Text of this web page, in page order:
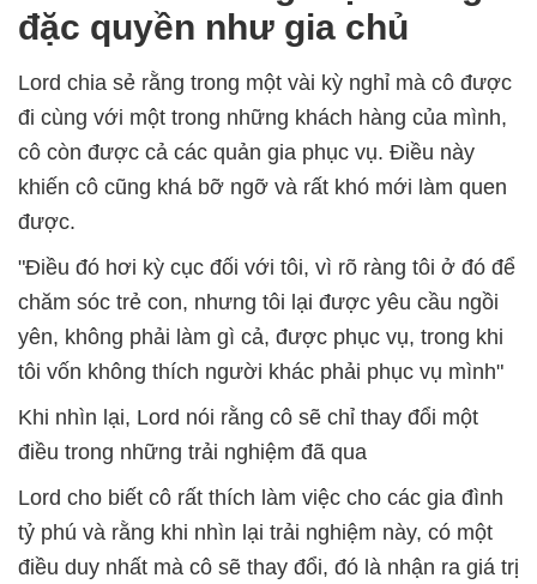
đặc quyền như gia chủ
Lord chia sẻ rằng trong một vài kỳ nghỉ mà cô được
đi cùng với một trong những khách hàng của mình,
cô còn được cả các quản gia phục vụ. Điều này
khiến cô cũng khá bỡ ngỡ và rất khó mới làm quen
được.
"Điều đó hơi kỳ cục đối với tôi, vì rõ ràng tôi ở đó để
chăm sóc trẻ con, nhưng tôi lại được yêu cầu ngồi
yên, không phải làm gì cả, được phục vụ, trong khi
tôi vốn không thích người khác phải phục vụ mình"
Khi nhìn lại, Lord nói rằng cô sẽ chỉ thay đổi một
điều trong những trải nghiệm đã qua
Lord cho biết cô rất thích làm việc cho các gia đình
tỷ phú và rằng khi nhìn lại trải nghiệm này, có một
điều duy nhất mà cô sẽ thay đổi, đó là nhận ra giá trị